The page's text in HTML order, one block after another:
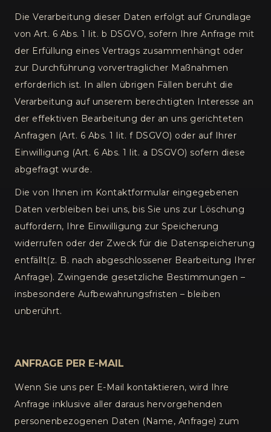
Die Verarbeitung dieser Daten erfolgt auf Grundlage
von Art. 6 Abs. 1 lit. b DSGVO, sofern Ihre Anfrage mit
der Erfüllung eines Vertrags zusammenhängt oder
zur Durchführung vorvertraglicher Maßnahmen
erforderlich ist. In allen übrigen Fällen beruht die
Verarbeitung auf unserem berechtigten Interesse an
der effektiven Bearbeitung der an uns gerichteten
Anfragen (Art. 6 Abs. 1 lit. f DSGVO) oder auf Ihrer
Einwilligung (Art. 6 Abs. 1 lit. a DSGVO) sofern diese
abgefragt wurde.
Die von Ihnen im Kontaktformular eingegebenen
Daten verbleiben bei uns, bis Sie uns zur Löschung
auffordern, Ihre Einwilligung zur Speicherung
widerrufen oder der Zweck für die Datenspeicherung
entfällt(z. B. nach abgeschlossener Bearbeitung Ihrer
Anfrage). Zwingende gesetzliche Bestimmungen –
insbesondere Aufbewahrungsfristen – bleiben
unberührt.
ANFRAGE PER E-MAIL
Wenn Sie uns per E-Mail kontaktieren, wird Ihre
Anfrage inklusive aller daraus hervorgehenden
personenbezogenen Daten (Name, Anfrage) zum